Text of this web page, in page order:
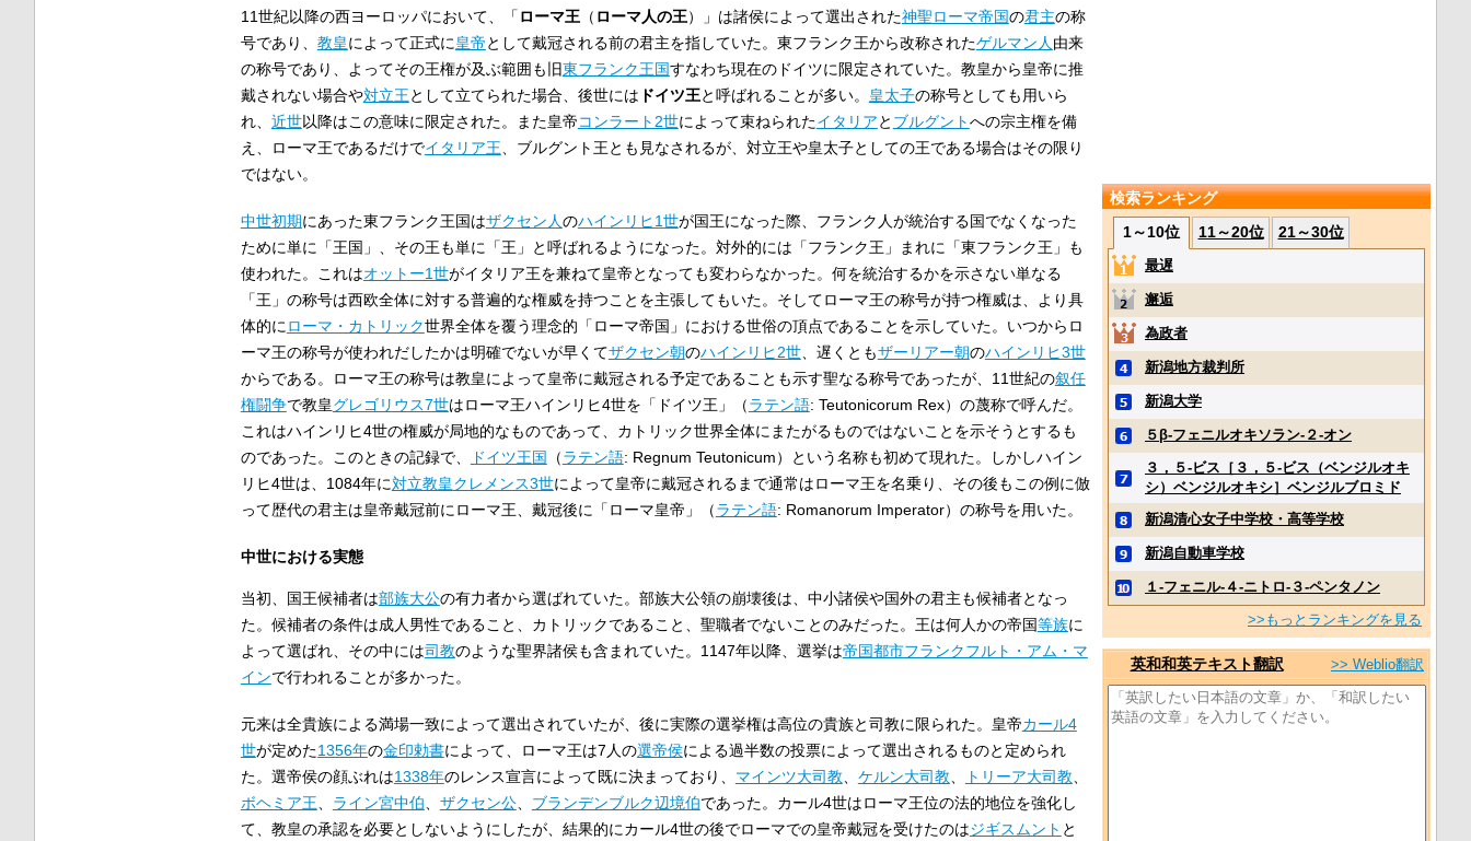
11世紀以降の西ヨーロッパにおいて、「ローマ王（ ローマ人の王）」は諸侯によって選出された神聖ローマ帝国の君主の称
号であり、 教皇によって正式に皇帝として戴冠される前の君主を指していた。東フランク王から改称されたゲルマン人 由来
の称号であり、よってその王権が及ぶ範囲も旧東フランク王国すなわち現在のドイツに限定されていた。教皇から皇帝に推
戴されない場合や対立王として立てられた場合、後世には ドイツ王と呼ばれることが多い。 皇太子の称号としても用いら
れ、 近世以降はこの意味に限定された。また皇帝コンラート2世によって束ねられたイタリアと ブルグントへの宗主権を備
え、ローマ王であるだけでイタリア王 、ブルグント王とも見なされるが、対立王や皇太子としての王である場合はその限り
ではない。
中世初期にあった東フランク王国はザクセン人のハインリヒ1世が国王になった際、フランク人が統治する国でなくなった
ために単に「王国」、その王も単に「王」と呼ばれるようになった。対外的には「フランク王」まれに「東フランク王」も
使われた。これはオットー1世がイタリア王を兼ねて皇帝となっても変わらなかった。何を統治するかを示さない単なる
「王」の称号は西欧全体に対する普遍的な権威を持つことを主張してもいた。そしてローマ王の称号が持つ権威は、より具
体的に ローマ・カトリック世界全体を覆う理念的「ローマ帝国」における世俗の頂点であることを示していた。いつからロ
ーマ王の称号が使われだしたかは明確でないが早くてザクセン朝のハインリヒ2世、遅くともザーリアー朝のハインリヒ3世
からである。ローマ王の称号は教皇によって皇帝に戴冠される予定であることも示す聖なる称号であったが、11世紀の叙任
権闘争で教皇グレゴリウス7世はローマ王ハインリヒ4世を「ドイツ王」（ラテン語: Teutonicorum Rex）の蔑称で呼んだ。
これはハインリヒ4世の権威が局地的なものであって、カトリック世界全体にまたがるものではないことを示そうとするも
のであった。このときの記録で、
ドイツ王国 （ラテン語: Regnum Teutonicum）という名称も初めて現れた。しかしハイン
リヒ4世は、1084年に対立教皇クレメンス3世によって皇帝に戴冠されるまで通常はローマ王を名乗り、その後もこの例に倣
って歴代の君主は皇帝戴冠前にローマ王、戴冠後に「ローマ皇帝」（ラテン語: Romanorum Imperator）の称号を用いた。
中世における実態
当初、国王候補者は部族大公の有力者から選ばれていた。部族大公領の崩壊後は、中小諸侯や国外の君主も候補者となっ
た。候補者の条件は成人男性であること、カトリックであること、聖職者でないことのみだった。王は何人かの帝国等族に
よって選ばれ、その中には司教のような聖界諸侯も含まれていた。1147年以降、選挙は帝国都市フランクフルト・アム・マ
インで行われることが多かった。
元来は全貴族による満場一致によって選出されていたが、後に実際の選挙権は高位の貴族と司教に限られた。皇帝カール4
世が定めた1356年の金印勅書によって、ローマ王は7人の選帝侯による過半数の投票によって選出されるものと定められ
た。選帝侯の顔ぶれは1338年のレンス宣言によって既に決まっており、 マインツ大司教、 ケルン大司教、 トリーア大司教、
ボヘミア王、 ライン宮中伯、 ザクセン公、 ブランデンブルク辺境伯であった。カール4世はローマ王位の法的地位を強化し
て、教皇の承認を必要としないようにしたが、結果的にカール4世の後でローマでの皇帝戴冠を受けたのはジギスムント と
検索ランキング
1～10位
11～20位 21～30位
最遅
邂逅
為政者
新潟地方裁判所
新潟大学
５β‐フェニルオキソラン‐２‐オン
３，５‐ビス［３，５‐ビス（ベンジルオキ
シ）ベンジルオキシ］ベンジルブロミド
新潟清心女子中学校・高等学校
新潟自動車学校
１‐フェニル‐４‐ニトロ‐３‐ペンタノン
>>もっとランキングを見る
英和和英テキスト翻訳 >> Weblio翻訳